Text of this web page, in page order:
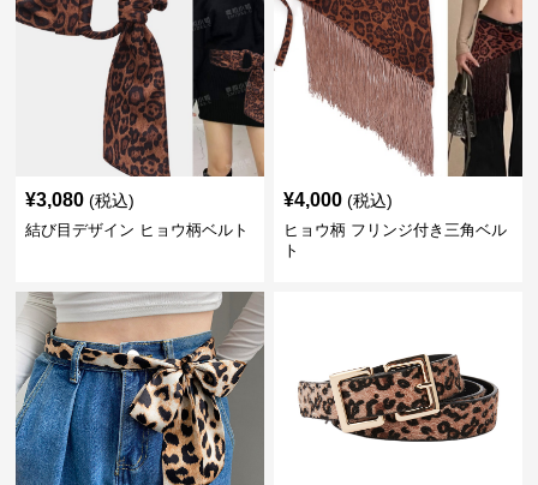
¥3,080 (税込)
結び目デザイン ヒョウ柄ベルト
¥4,000 (税込)
ヒョウ柄 フリンジ付き三角ベル
ト